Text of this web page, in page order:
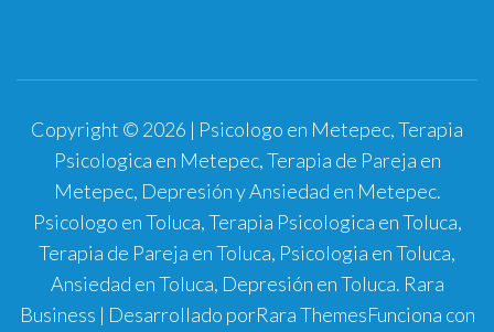
Copyright © 2026 | Psicologo en Metepec, Terapia
Psicologica en Metepec, Terapia de Pareja en
Metepec, Depresión y Ansiedad en Metepec.
Psicologo en Toluca, Terapia Psicologica en Toluca,
Terapia de Pareja en Toluca, Psicologia en Toluca,
Ansiedad en Toluca, Depresión en Toluca. Rara
Business | Desarrollado porRara ThemesFunciona con